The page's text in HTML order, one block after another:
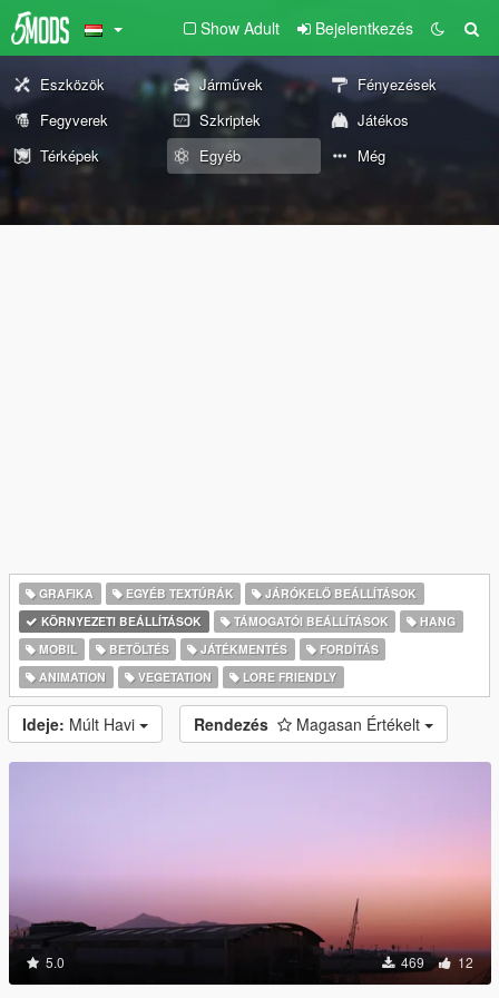
Show Adult Bejelentkezés
Eszközök Járművek
Fényezések
Fegyverek
Szkriptek
Játékos
Térképek
Egyéb Még
GRAFIKA EGYÉB TEXTÚRÁK
JÁRÓKELŐ BEÁLLÍTÁSOK
KÖRNYEZETI BEÁLLÍTÁSOK
TÁMOGATÓI BEÁLLÍTÁSOK
HANG
MOBIL
BETÖLTÉS JÁTÉKMENTÉS
FORDÍTÁS
ANIMATION
VEGETATION LORE FRIENDLY
Ideje: Múlt Havi Rendezés Magasan Értékelt
5.0 469 12